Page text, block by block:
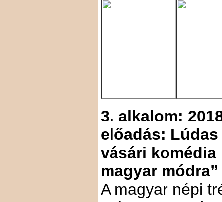
3. alkalom:
előadás:
vásári komédia
magyar módra”
A magyar népi